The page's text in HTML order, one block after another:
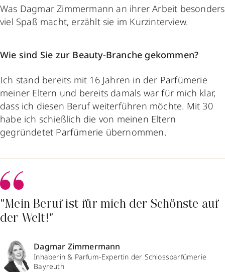
Was Dagmar Zimmermann an ihrer Arbeit besonders
viel Spaß macht, erzählt sie im Kurzinterview.
Wie sind Sie zur Beauty-Branche gekommen?
Ich stand bereits mit 16 Jahren in der Parfümerie
meiner Eltern und bereits damals war für mich klar,
dass ich diesen Beruf weiterführen möchte. Mit 30
habe ich schießlich die von meinen Eltern
gegründetet Parfümerie übernommen.
"Mein Beruf ist für mich der Schönste auf
der Welt!"
Dagmar Zimmermann
Inhaberin & Parfum-Expertin der Schlossparfümerie
Bayreuth